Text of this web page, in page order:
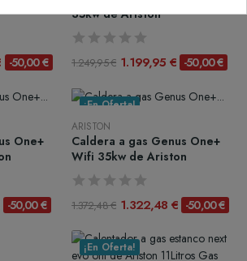
-50,00 €
35kw de Ariston
1.249,95 € 1.199,95 € -50,00 €
One+
-50,00 €
¡En Oferta!
ARISTON
Caldera a gas Genus One+
Wifi 35kw de Ariston
1.372,48 € 1.322,48 € -50,00 €
¡En Oferta!